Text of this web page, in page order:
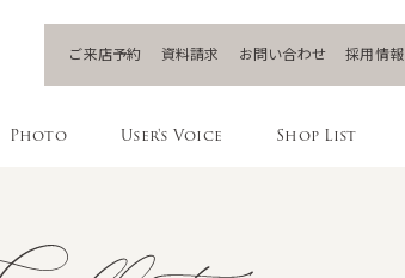
Photo User's Voice Shop List
ご来店予約 資料請求 お問い合わせ 採用情報